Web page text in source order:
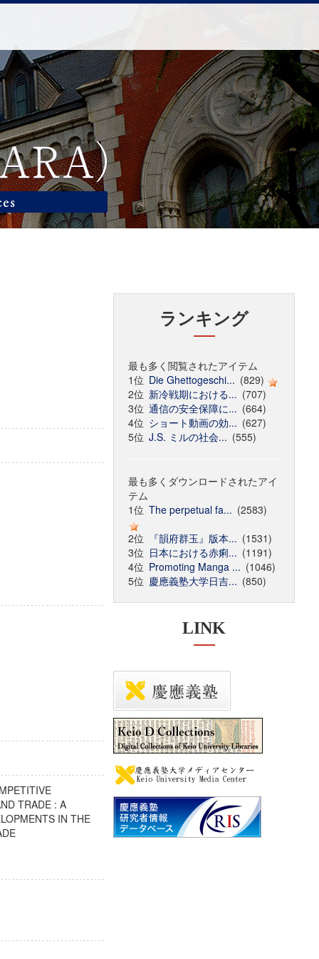
TRADE : A
IN THE
ランキング
最も多く閲覧されたアイテム
1位 Die Ghettogeschi... (829)
2位 新冷戦期における... (707)
3位 通信の安全保障に... (664)
4位 ショート動画の効... (627)
5位 J.S. ミルの社会... (555)
最も多くダウンロードされたアイ
テム
1位 The perpetual fa... (2583)
2位
『韻府群玉』版本... (1531)
3位 日本における赤痢... (1191)
4位 Promoting Manga ... (1046)
5位 慶應義塾大学日吉... (850)
LINK